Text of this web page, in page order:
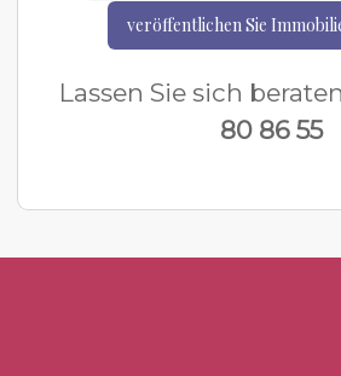
veröffentlichen Sie
Lassen Sie sich
80 86 55